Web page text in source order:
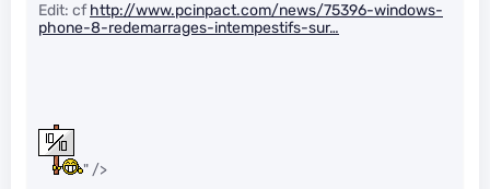
Edit: cfhttp://www.pcinpact.com/news/75396-windows-
phone-8-redemarrages-intempestifs-sur…
" />